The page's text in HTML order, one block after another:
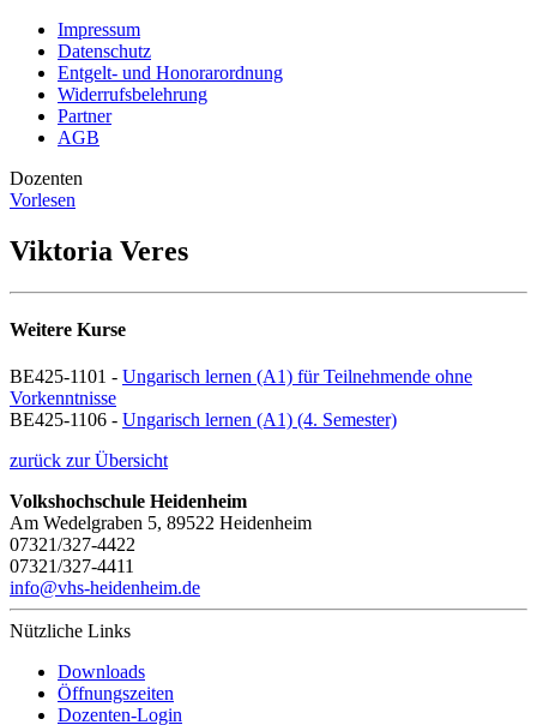
Impressum
Datenschutz
Entgelt- und Honorarordnung
Widerrufsbelehrung
Partner
AGB
Dozenten
Vorlesen
Viktoria Veres
Weitere Kurse
BE425-1101 - Ungarisch lernen (A1) für Teilnehmende ohne
Vorkenntnisse
BE425-1106 - Ungarisch lernen (A1) (4. Semester)
zurück zur Übersicht
Volkshochschule Heidenheim
Am Wedelgraben 5, 89522 Heidenheim
07321/327-4422
07321/327-4411
info@vhs-heidenheim.de
Nützliche Links
Downloads
Öffnungszeiten
Dozenten-Login